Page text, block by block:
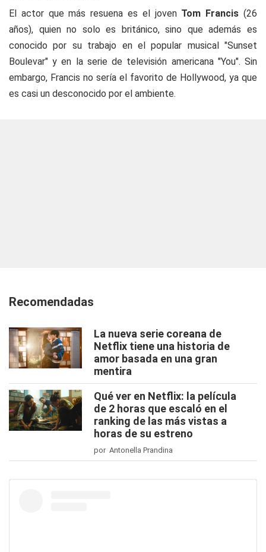
El actor que más resuena es el joven Tom Francis (26
años), quien no solo es británico, sino que además es
conocido por su trabajo en el popular musical "Sunset
Boulevar" y en la serie de televisión americana "You". Sin
embargo, Francis no sería el favorito de Hollywood, ya que
es casi un desconocido por el ambiente.
Recomendadas
La nueva serie coreana de
Netflix tiene una historia de
amor basada en una gran
mentira
Qué ver en Netflix: la película
de 2 horas que escaló en el
ranking de las más vistas a
horas de su estreno
por Antonella Prandina